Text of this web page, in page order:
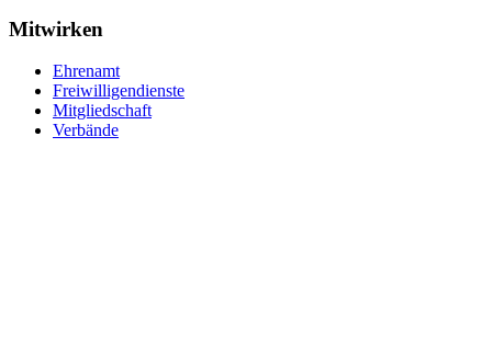
Mitwirken
Ehrenamt
Freiwilligendienste
Mitgliedschaft
Verbände